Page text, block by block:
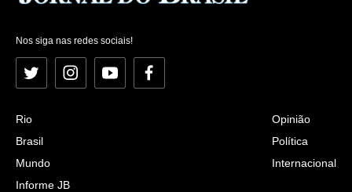
Nos siga nas redes sociais!
Twitter InstagramYouTubeFacebook
Rio
Brasil
Mundo
Informe JB
Opinião
Política
Internacional